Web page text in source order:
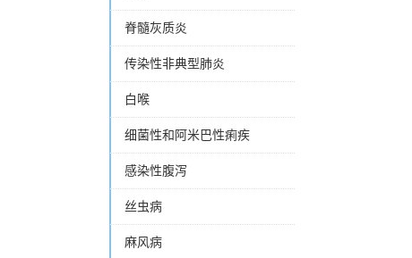
脊髓灰质炎
传染性非典型肺炎
白喉
细菌性和阿米巴性痢疾
感染性腹泻
丝虫病
麻风病